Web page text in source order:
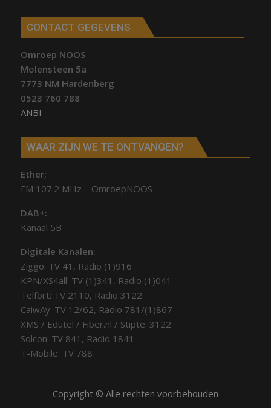
CONTACT GEGEVENS
Omroep NOOS
Molensteen 5a
7773 NM Hardenberg
0523 760 788
ANBI
WAAR ZIJN WE TE ONTVANGEN?
Ether;
FM 107.2 MHz – OmroepNOOS
DAB+:
Kanaal 5B
Digitale Kanalen:
Ziggo: TV 41, Radio (1)916
KPN/XS4all: TV (1)341, Radio (1)041
Telfort: TV 2110, Radio 3122
CaiwAy: TV 12/62, Radio 781/(1)867
XMS / Edutel / Fiber.nl / Stipte: 3122
Solcon: TV 841, Radio 1841
T-Mobile: TV 788
Copyright © Alle rechten voorbehouden